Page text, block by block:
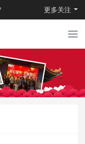
更多关注
T
o
g
g
l
e
n